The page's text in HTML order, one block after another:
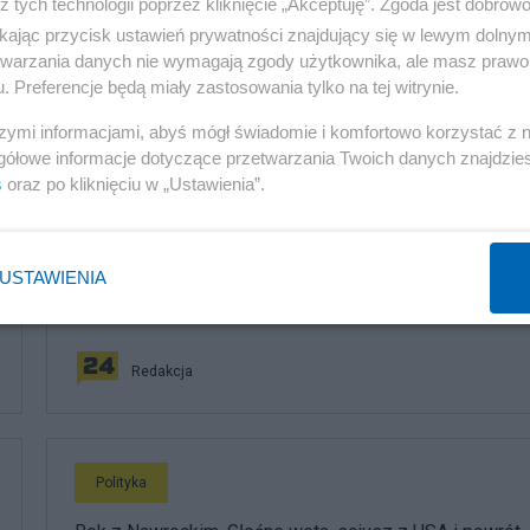
1 Obserwuj notkę
PiS odkrywa karty. Demografia, mieszkania, ETS,
Redakcja
Polityka
przycisk ustawień prywatności znajdujący się w lewym
danych nie wymagają zgody użytkownika, ale masz
Preferencje będą miały zastosowania tylko na tej witrynie.
informacjami, abyś mógł świadomie i komfortowo korzystać z
informacje dotyczące przetwarzania Twoich danych
oraz po kliknięciu w „Ustawienia”.
USTAWIENIA